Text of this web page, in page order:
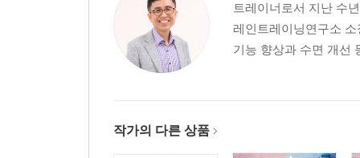
트레이너로서 지난 수
레인트레이닝연구소
기능 향상과 수면 개선
작가의 다른 상품